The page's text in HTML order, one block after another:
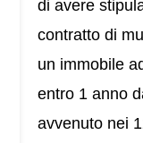
di avere
contratto di
un immobile
entro 1 anno
avvenuto nei